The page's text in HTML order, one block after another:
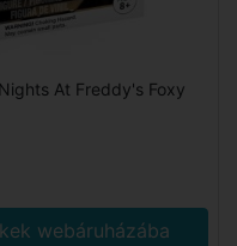
At Freddy's Foxy
webáruházába